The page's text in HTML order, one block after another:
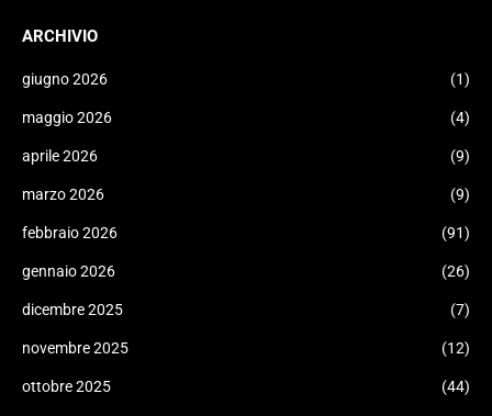
ARCHIVIO
giugno 2026 (1)
maggio 2026 (4)
aprile 2026 (9)
marzo 2026 (9)
febbraio 2026 (91)
gennaio 2026 (26)
dicembre 2025 (7)
novembre 2025 (12)
ottobre 2025 (44)